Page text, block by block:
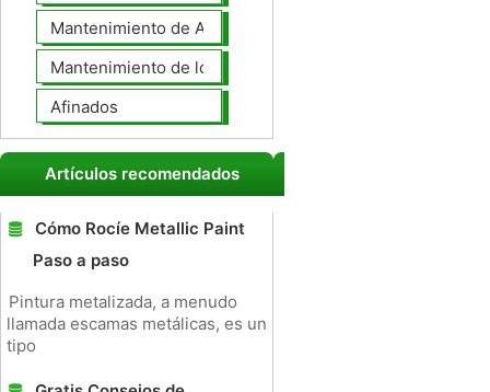
Mantenimiento de Automotores Profesional
Mantenimiento de los neumáticos
Afinados
Artículos recomendados
Cómo Rocíe Metallic Paint
Paso a paso
Pintura metalizada, a menudo
llamada escamas metálicas, es un
tipo